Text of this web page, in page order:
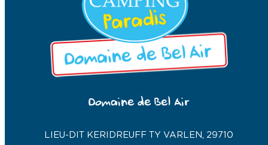
Domaine de Bel Air
LIEU-DIT KERIDREUFF TY VARLEN, 29710